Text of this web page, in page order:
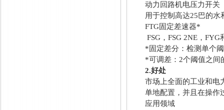
动力回路机电压力开关
用于控制高达25巴的水
FTG固定差速器*
FSG ，FSG 2NE，
* 固定差分：检测单个
*可调差：2个阈值之间
2.好处
市场上全面的工业和电
单地配置，并且在操作
应用领域